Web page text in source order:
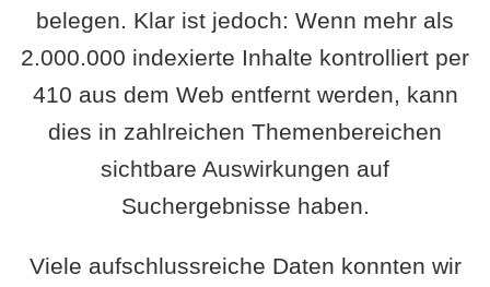
belegen. Klar ist jedoch: Wenn mehr als
2.000.000 indexierte Inhalte kontrolliert per
410 aus dem Web entfernt werden, kann
dies in zahlreichen Themenbereichen
sichtbare Auswirkungen auf
Suchergebnisse haben.
Viele aufschlussreiche Daten konnten wir